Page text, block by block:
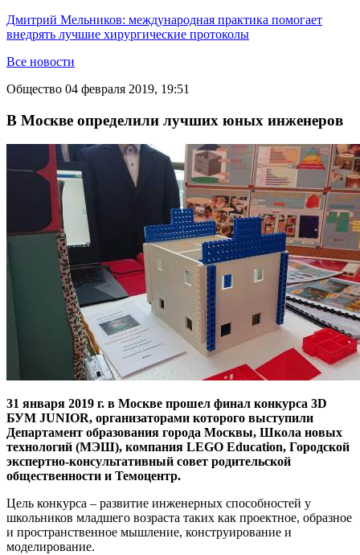
Дмитрий Мельников: международная практика помогает
внедрять лучшие хирургические протоколы
Все новости
Общество 04 февраля 2019, 19:51
В Москве определили лучших юных инженеров
31 января 2019 г. в Москве прошел финал конкурса 3D
БУМ JUNIOR, организаторами которого выступили
Департамент образования города Москвы, Школа новых
технологий (МЭШ), компания LEGO Education, Городской
экспертно-консультативный совет родительской
общественности и Темоцентр.
Цель конкурса – развитие инженерных способностей у
школьников младшего возраста таких как проектное, образное
и пространственное мышление, конструирование и
моделирование.